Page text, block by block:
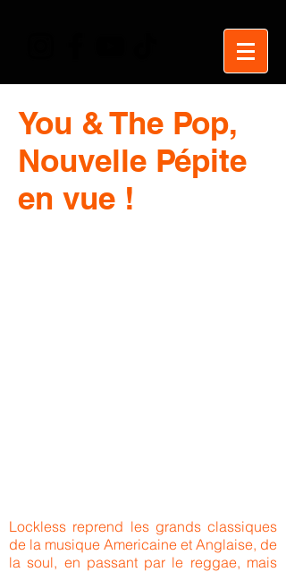
You & The Pop,
Nouvelle Pépite
en vue !
Lockless reprend les grands classiques
de la musique Americaine et Anglaise, de
la soul, en passant par le reggae, mais